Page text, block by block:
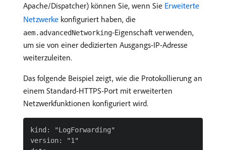
Apache/Dispatcher) können Sie, wenn Sie Erweiterte
Netzwerke konfiguriert haben, die
aem.advancedNetworking-Eigenschaft verwenden,
um sie von einer dedizierten Ausgangs-IP-Adresse
weiterzuleiten.
Das folgende Beispiel zeigt, wie die Protokollierung an
einem Standard-HTTPS-Port mit erweiterten
Netzwerkfunktionen konfiguriert wird.
kind: "LogForwarding"
version: "1"